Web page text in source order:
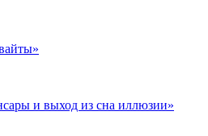
и выход из сна иллюзии»